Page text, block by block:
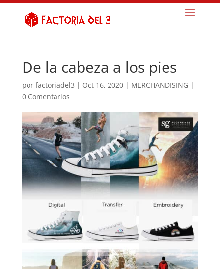
De la cabeza a los pies
por factoriadel3 | Oct 16, 2020| MERCHANDISING |
0 Comentarios